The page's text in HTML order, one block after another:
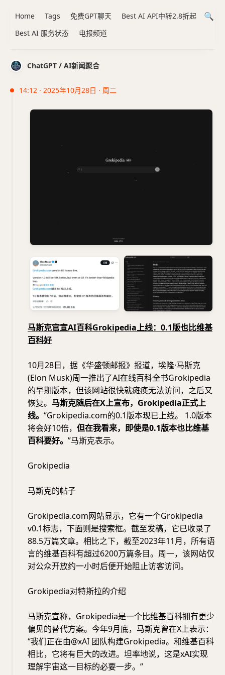
ChatGPT / AI新闻聚合
14:12 · 2025年10月28日 · 周二
马斯克官宣AI百科Grokipedia上线：0.1版也比维基
百科好
10月28日，据《华盛顿邮报》报道，埃隆·马斯克
(Elon Musk)周一推出了AI在线百科全书Grokipedia
的早期版本，但该网站很快就瘫痪无法访问，之后又
恢复。 马斯克随后在X上宣布，Grokipedia正式上
线。 “Grokipedia.com的0.1版本现已上线。 1.0版本
将会好10倍， 但在我看来，即使是0.1版本也比维基
百科要好。 ”马斯克表示。
Grokipedia
马斯克的帖子
Grokipedia.com网站显示，它有一个Grokipedia
v0.1标志，下面则是搜索框。截至发稿，它已收录了
88.5万篇文章。相比之下，截至2023年11月，所有语
言的维基百科有超过6200万篇条目。周一，该网站仅
对公众开放约一小时后便开始阻止访客访问。
Grokipedia对特斯拉的介绍
马斯克宣称，Grokipedia是一个比维基百科拥有更少
偏见的替代方案。今年9月底，马斯克曾在X上表示：
“我们正在由@xAI 团队构建Grokipedia。和维基百科
相比，它将有巨大的改进。坦率地说，这是xAI实现
理解宇宙这一目标的必要一步。”
Home Tags 免费GPT聊天
Best AI API中转2.8折起
Best AI 服务状态
电报频道